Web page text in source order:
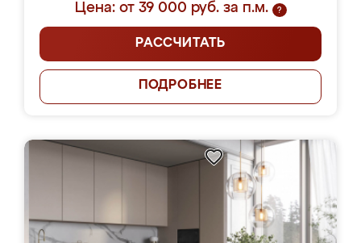
Цена: от 39 000 руб. за п.м.
?
РАССЧИТАТЬ
ПОДРОБНЕЕ